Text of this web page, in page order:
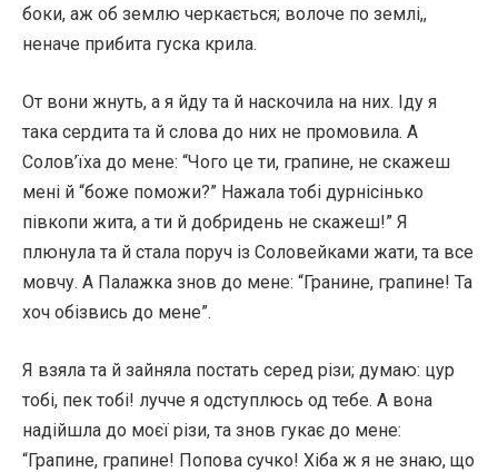
боки, аж об землю черкається; волоче по землі,,
неначе прибита гуска крила.
От вони жнуть, а я йду та й наскочила на них. Іду я
така сердита та й слова до них не промовила. А
Солов’їха до мене: “Чого це ти, грапине, не скажеш
мені й “боже поможи?” Нажала тобі дурнісінько
півкопи жита, а ти й добридень не скажеш!” Я
плюнула та й стала поруч із Соловейками жати, та все
мовчу. А Палажка знов до мене: “Гранине, грапине! Та
хоч обізвись до мене”.
Я взяла та й зайняла постать серед різи; думаю: цур
тобі, пек тобі! лучче я одступлюсь од тебе. А вона
надійшла до моєї різи, та знов гукає до мене:
“Грапине, грапине! Попова сучко! Хіба ж я не знаю, що